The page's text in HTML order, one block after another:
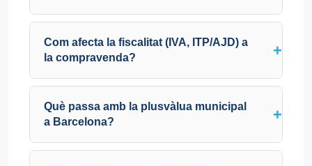
Com afecta la fiscalitat (IVA, ITP/AJD) a
la compravenda?
Què passa amb la plusvàlua municipal
a Barcelona?